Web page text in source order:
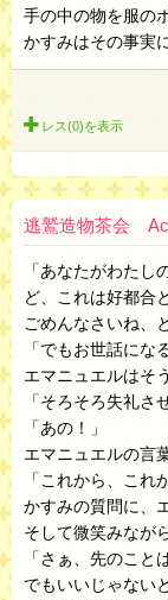
手の中の物を服の
かすみはその事実
レス(0)を表示
逃鷲造物茶会
「あなたがわた
ど、これは好都合
ごめんなさいね、
「でもお世話にな
エマニュエルはそ
「そろそろ失礼さ
「あの！」
エマニュエルの言
「これから、これ
かすみの質問に、
そして微笑みなが
「さぁ、先のこと
でもいいじゃない